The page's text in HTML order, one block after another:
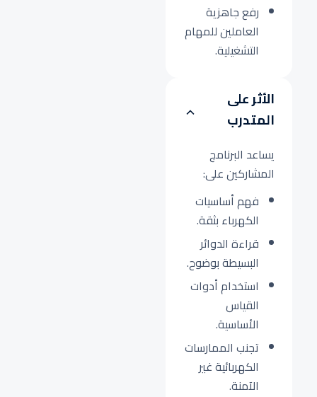
رفع جاهزية
العاملين للمهام
التشغيلية.
الأثر على
المتدرب
يساعد البرنامج
المشاركين على:
فهم أساسيات
الكهرباء بثقة.
قراءة الدوائر
البسيطة بوضوح.
استخدام أدوات
القياس
الأساسية.
تجنب الممارسات
الكهربائية غير
الآمنة.